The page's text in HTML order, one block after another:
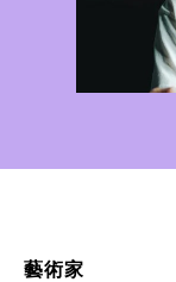
藝術家